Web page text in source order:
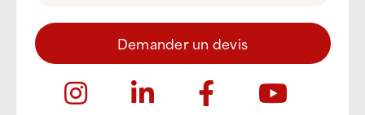
Demander un devis